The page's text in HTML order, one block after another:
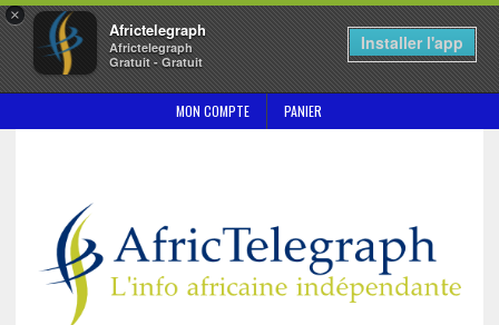
×
Africtelegraph
Africtelegraph
Gratuit - Gratuit
Installer l'app
MON COMPTE PANIER